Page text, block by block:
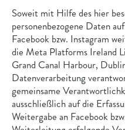
Soweit mit Hilfe des hier
personenbezogene Daten
Facebook bzw. Instagram
die Meta Platforms Ireland
Grand Canal Harbour,
Datenverarbeitung
gemeinsame
ausschließlich auf die
Weitergabe an Facebook